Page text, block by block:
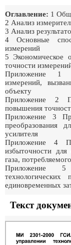
Оглавление: 1
2 Анализ
3 Анализ
4 Основные
измерений
5 Экономическое
точности
Приложение 1
измерений,
объекту
Приложение 2
повышения
Приложение 3
преобразования
усилителя
Приложение 4
избыточности
газа,
Приложение 5
единовременных
Текст